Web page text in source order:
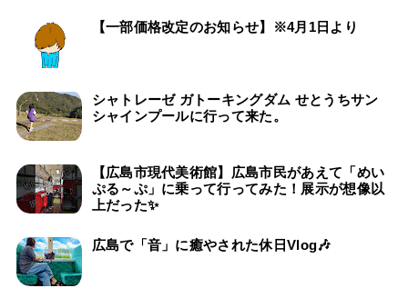
【一部価格改定のお知らせ】※4月1日より
シャトレーゼ ガトーキングダム せとうちサン
シャインプールに行って来た。
【広島市現代美術館】広島市民があえて「めい
ぷる～ぷ」に乗って行ってみた！展示が想像以
上だった✨
広島で「音」に癒やされた休日Vlog🎶